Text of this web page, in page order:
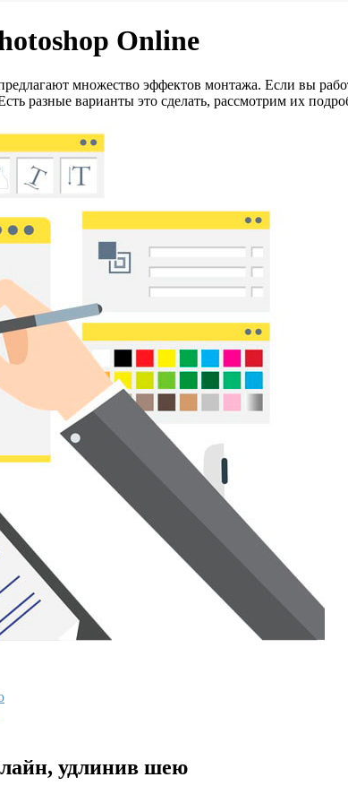
Online
множество эффектов монтажа. Если вы
разные варианты это сделать, рассмотрим их
удлинив шею